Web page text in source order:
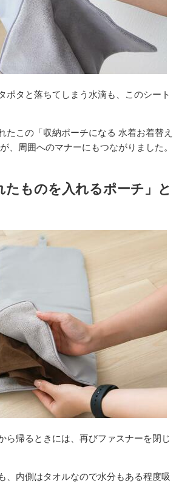
ポタと落ちてしまう水滴も、このシート
たこの「収納ポーチになる 水着お着替え
、周囲へのマナーにもつながりました。
たものを入れるポーチ」と
ら帰るときには、再びファスナーを閉じ
、内側はタオルなので水分もある程度吸